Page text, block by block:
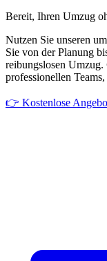
Bereit, Ihren Umzug
Nutzen Sie unseren
Sie von der Planung
reibungslosen
professionellen
👉 Kostenlose